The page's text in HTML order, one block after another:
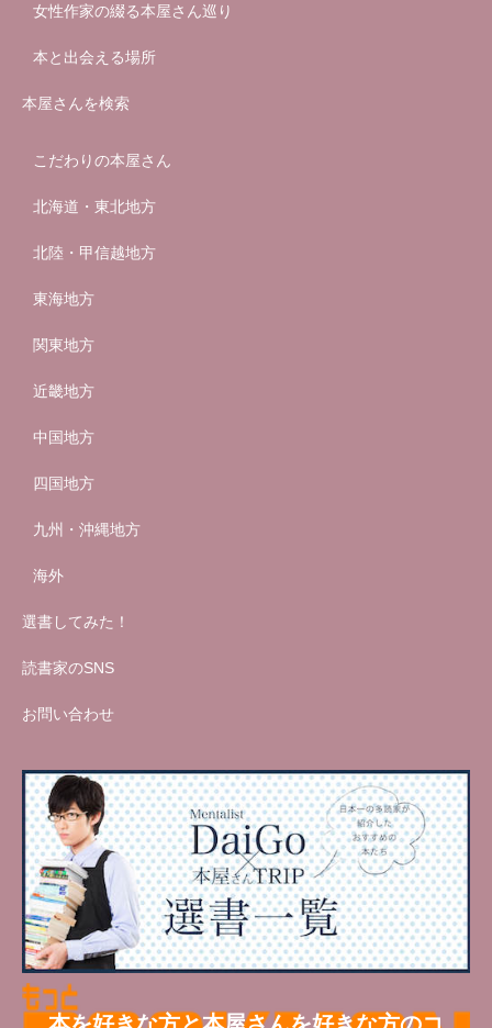
女性作家の綴る本屋さん巡り
本と出会える場所
本屋さんを検索
こだわりの本屋さん
北海道・東北地方
北陸・甲信越地方
東海地方
関東地方
近畿地方
中国地方
四国地方
九州・沖縄地方
海外
選書してみた！
読書家のSNS
お問い合わせ